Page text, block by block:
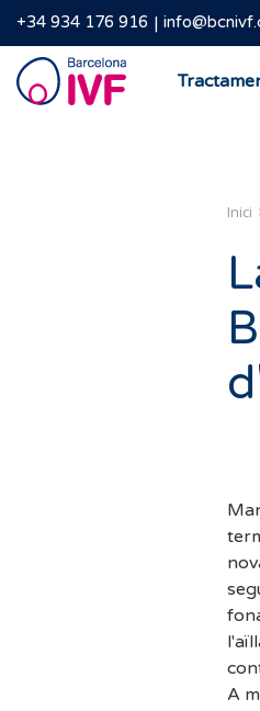
+34 934 176 916
Barcelona
IVF
Inici
A